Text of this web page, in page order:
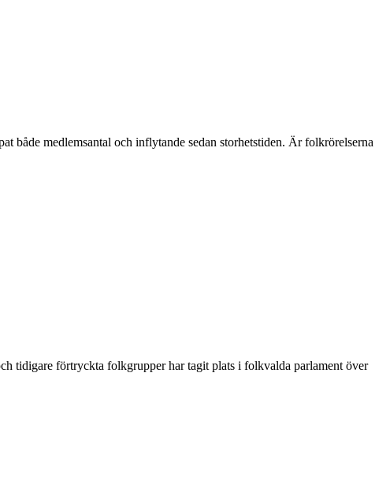
både medlemsantal och inflytande sedan storhetstiden. Är folkrörelserna
tidigare förtryckta folkgrupper har tagit plats i folkvalda parlament över